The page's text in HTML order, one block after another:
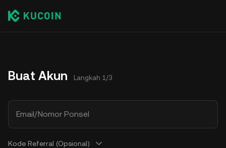
Buat Akun Langkah 1/3
Email/Nomor Ponsel
Kode Referral (Opsional)